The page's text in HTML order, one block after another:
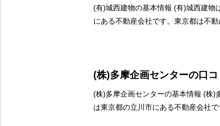
(有)城西建物の基本情報 (有)城西建物
にある不動産会社です。東京都は不
(株)多摩企画センターの口
(株)多摩企画センターの基本情報 (株)
は東京都の立川市にある不動産会社